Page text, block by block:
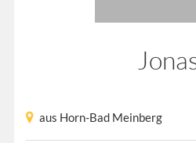
aus Horn-Bad Meinberg